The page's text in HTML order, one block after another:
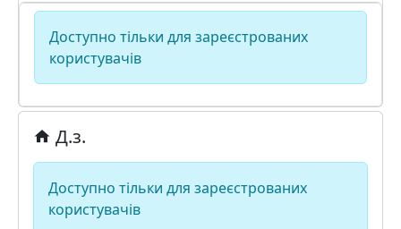
Доступно тільки для зареєстрованих
користувачів
Д.з.
Доступно тільки для зареєстрованих
користувачів